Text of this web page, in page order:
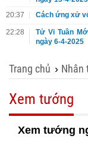
20:37
Cách ứng xử
22:28
Tử Vi Tuần
ngày 6-4-2025
Trang chủ › Nhân
Xem tướng
Xem tướng